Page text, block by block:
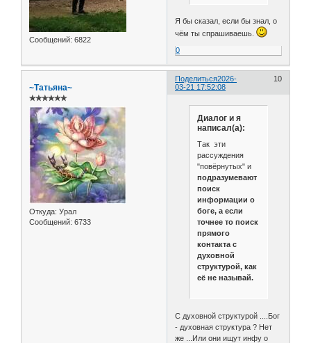
Сообщений: 6822
Я бы сказал, если бы знал, о
чём ты спрашиваешь.
0
Поделиться 10
2026-
03-21 17:52:08
~Татьяна~
✯✯✯✯✯✯
Откуда: Урал
Сообщений: 6733
Диалог и я
написал(а):
Так эти
рассуждения
"повёрнутых" и
подразумевают
поиск
информации о
боге, а если
точнее то поиск
прямого
контакта с
духовной
структурой, как
её не называй.
С духовной структурой ....Бог
- духовная структура ? Нет
же ...Или они ищут инфу о